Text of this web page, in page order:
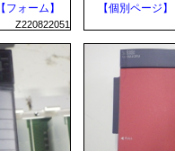
【フォーム】
Z220822051
【個別ページ】